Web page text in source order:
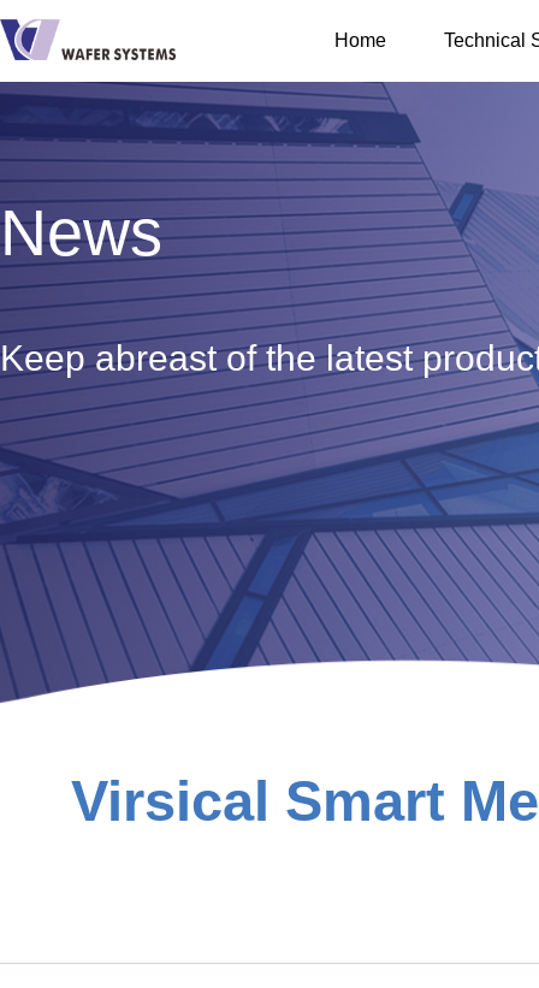
Home Technical
News
Keep abreast of the latest
Virsical Smart